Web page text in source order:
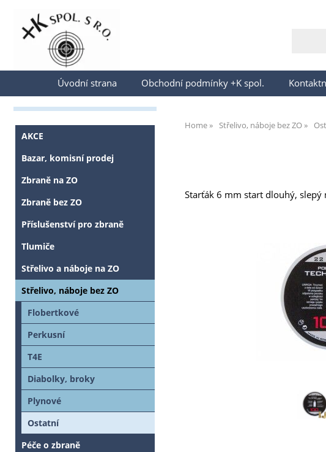
Přihlásit se
Úvodní strana Obchodní podmínky +K spol.
Home Střelivo, náboje bez ZO
Starťák 6 mm start dlouhý, slepý
AKCE
Bazar, komisní prodej
Zbraně na ZO
Zbraně bez ZO
Příslušenství pro zbraně
Tlumiče
Střelivo a náboje na ZO
Střelivo, náboje bez ZO
Flobertkové
Perkusní
T4E
Diabolky, broky
Plynové
Ostatní
Péče o zbraně